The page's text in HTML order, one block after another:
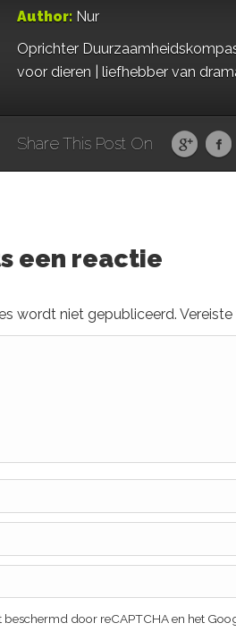
Author: Nur
Oprichter
voor dieren | liefhebber van
Share This Post On
een reactie
wordt niet gepubliceerd.
beschermd door reCAPTCHA en het